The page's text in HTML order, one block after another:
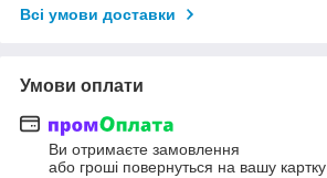
Всі умови доставки
Умови оплати
Ви отримаєте замовлення
або гроші повернуться на вашу картку